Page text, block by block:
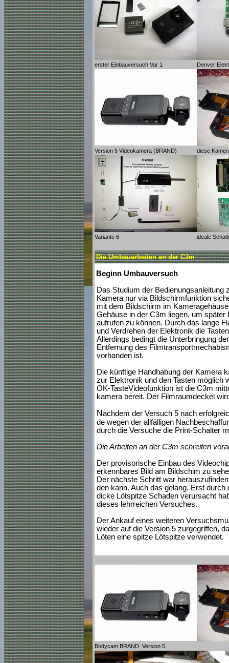
erster Einbauversuch Var 1 Denver
Version 5 Videokamera (BRAND) diese
Variante 6 ideale
Die Umbauarbeiten an der C3m
Beginn Umbauversuch
Das Studium der
Kamera nur via Bildschirmfunktion
mit dem Bildschirm im
Gehäuse in der C3m liegen, um später
aufrufen zu können. Durch das lange
und Verdrehen der Elektronik die
Allerdings bedingt die Unterbringung
Entfernung des
vorhanden ist.
Die künftige Handhabung der Kamera
zur Elektronik und den Tasten
OK-TasteVideofunktion ist die C3m
kamera bereit. Der Filmraumdeckel
Nachdem der Versuch 5 nach
de wegen der allfälligen
durch die Versuche die Print-Schalter
Die Arbeiten an der C3m schreiten
Der provisorische Einbau des
erkennbares Bild am Bildschim zu
Der nächste Schritt war
den kann. Auch das gelang. Erst
dicke Lötspitze Schaden verursacht
dieses lehrreichen Versuches.
Der Ankauf eines weiteren
wieder auf die Version 5 zurgegriffen,
Löten eine spitze Lötspitze verwendet.
Bodycam BRAND Version 5